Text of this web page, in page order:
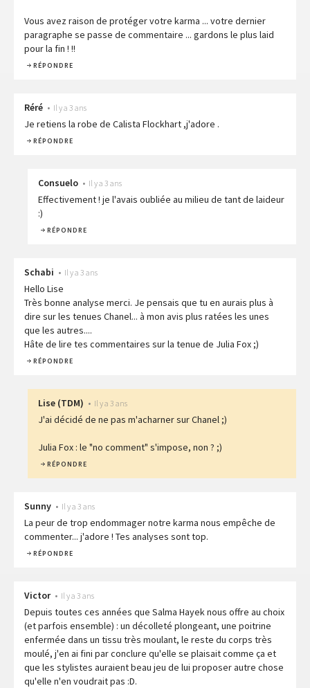
Vous avez raison de protéger votre karma ... votre dernier
paragraphe se passe de commentaire ... gardons le plus laid
pour la fin ! !!
RÉPONDRE
Réré • Il y a 3 ans
Je retiens la robe de Calista Flockhart ,j'adore .
RÉPONDRE
Consuelo • Il y a 3 ans
Effectivement ! je l'avais oubliée au milieu de tant de laideur
:)
RÉPONDRE
Schabi • Il y a 3 ans
Hello Lise
Très bonne analyse merci. Je pensais que tu en aurais plus à
dire sur les tenues Chanel... à mon avis plus ratées les unes
que les autres....
Hâte de lire tes commentaires sur la tenue de Julia Fox ;)
RÉPONDRE
Lise (TDM) • Il y a 3 ans
J'ai décidé de ne pas m'acharner sur Chanel ;)
Julia Fox : le "no comment" s'impose, non ? ;)
RÉPONDRE
Sunny • Il y a 3 ans
La peur de trop endommager notre karma nous empêche de
commenter... j'adore ! Tes analyses sont top.
RÉPONDRE
Victor • Il y a 3 ans
Depuis toutes ces années que Salma Hayek nous offre au choix
(et parfois ensemble) : un décolleté plongeant, une poitrine
enfermée dans un tissu très moulant, le reste du corps très
moulé, j'en ai fini par conclure qu'elle se plaisait comme ça et
que les stylistes auraient beau jeu de lui proposer autre chose
qu'elle n'en voudrait pas :D.